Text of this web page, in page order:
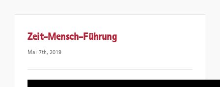
Zeit-Mensch-Führung
Mai 7th, 2019